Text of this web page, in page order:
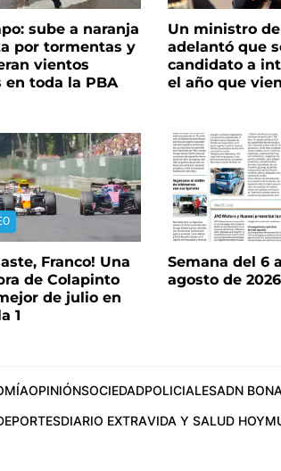
sube a naranja
por tormentas y
vientos
en toda la PBA
Un ministro
adelantó que
candidato a
el año que
Franco! Una
de Colapinto
de julio en
1
Semana del 6
agosto de 2026
OPINIÓNSOCIEDADPOLICIALESADN
DIARIO EXTRAVIDA Y SALUD HOY